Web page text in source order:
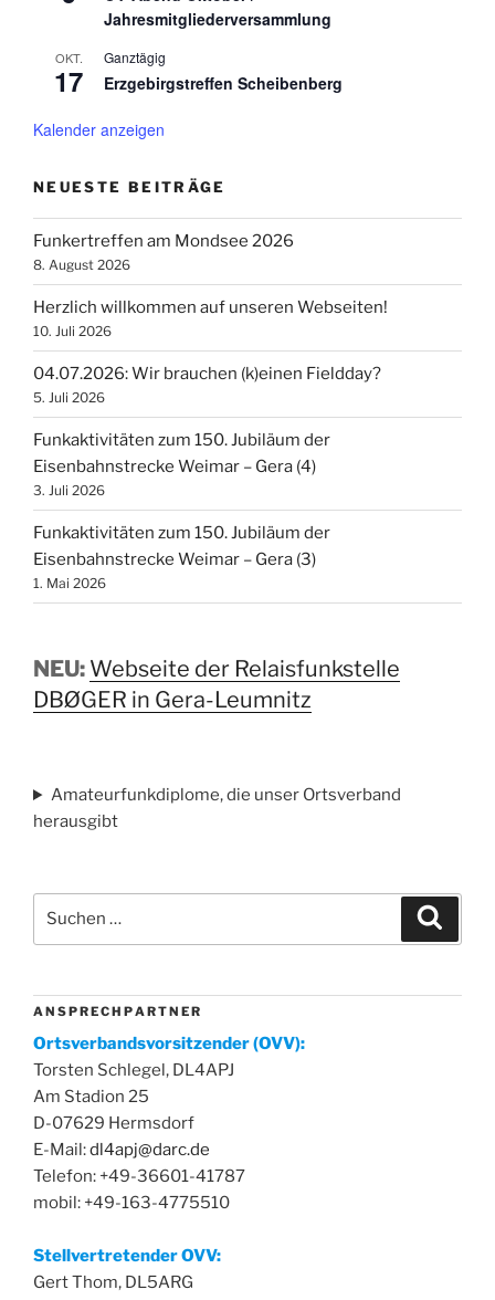
Jahresmitgliederversammlung
OKT.
17
Ganztägig
Erzgebirgstreffen Scheibenberg
Kalender anzeigen
NEUESTE BEITRÄGE
Funkertreffen am Mondsee 2026
8. August 2026
Herzlich willkommen auf unseren Webseiten!
10. Juli 2026
04.07.2026: Wir brauchen (k)einen Fieldday?
5. Juli 2026
Funkaktivitäten zum 150. Jubiläum der
Eisenbahnstrecke Weimar – Gera (4)
3. Juli 2026
Funkaktivitäten zum 150. Jubiläum der
Eisenbahnstrecke Weimar – Gera (3)
1. Mai 2026
NEU: Webseite der Relaisfunkstelle
DBØGER in Gera-Leumnitz
Amateurfunkdiplome, die unser Ortsverband
herausgibt
nach:
A N S P R E C H P A R T N E R
Ortsverbandsvorsitzender (OVV):
Torsten Schlegel, DL4APJ
Am Stadion 25
D-07629 Hermsdorf
E-Mail:dl4apj@darc.de
Telefon: +49-36601-41787
mobil: +49-163-4775510
Stellvertretender OVV:
Gert Thom, DL5ARG